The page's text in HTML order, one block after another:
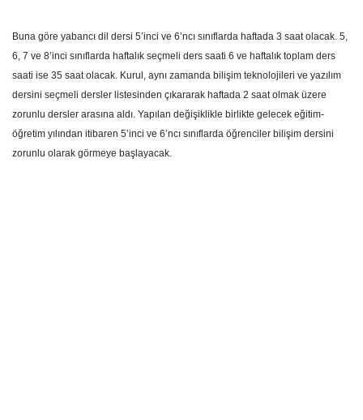
Buna göre yabancı dil dersi 5’inci ve 6’ncı sınıflarda haftada 3 saat olacak. 5,
6, 7 ve 8’inci sınıflarda haftalık seçmeli ders saati 6 ve haftalık toplam ders
saati ise 35 saat olacak. Kurul, aynı zamanda bilişim teknolojileri ve yazılım
dersini seçmeli dersler listesinden çıkararak haftada 2 saat olmak üzere
zorunlu dersler arasına aldı. Yapılan değişiklikle birlikte gelecek eğitim-
öğretim yılından itibaren 5’inci ve 6’ncı sınıflarda öğrenciler bilişim dersini
zorunlu olarak görmeye başlayacak.